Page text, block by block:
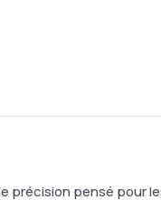
précision pensé pour